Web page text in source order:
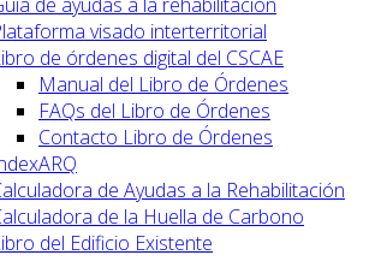
visado interterritorial
de órdenes digital del CSCAE
Manual del Libro de Órdenes
FAQs del Libro de Órdenes
Contacto Libro de Órdenes
de Ayudas a la Rehabilitación
de la Huella de Carbono
del Edificio Existente